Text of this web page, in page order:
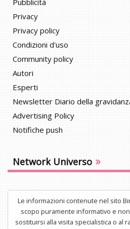
Pubblicità
Privacy
Privacy policy
Condizioni d'uso
Community policy
Autori
Esperti
Newsletter Diario della
Advertising Policy
Notifiche push
Network Universo »
Le informazioni contenute nel sito
scopo puramente informativo e
sostituirsi alla visita specialistica o al